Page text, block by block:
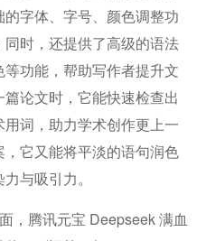
字体、字号、颜色调整功
时，还提供了高级的语法
功能，帮助写作者提升文
论文时，它能快速检查出
词，助力学术创作更上一
它又能将平淡的语句润色
与吸引力。
，腾讯元宝 Deepseek 满血